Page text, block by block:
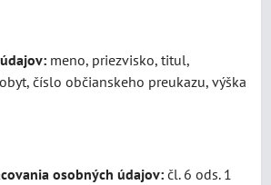
meno, priezvisko, titul,
číslo občianskeho preukazu, výška
osobných údajov: čl. 6 ods. 1